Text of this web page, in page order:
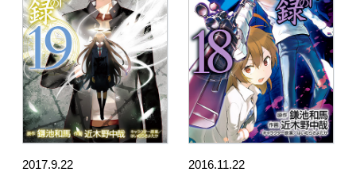
2017.9.22
2016.11.22